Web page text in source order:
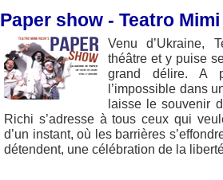
Paper show - Teatro
Venu d’Ukraine,
théâtre et y puise
grand délire. A
l’impossible dans
laisse le souvenir
Richi s’adresse à tous ceux qui
d’un instant, où les barrières
détendent, une célébration de la